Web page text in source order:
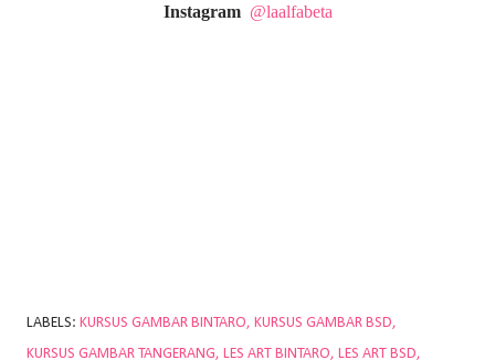
Instagram @laalfabeta
LABELS: KURSUS GAMBAR BINTARO
KURSUS GAMBAR BSD
KURSUS GAMBAR TANGERANG
LES ART BINTARO LES ART BSD